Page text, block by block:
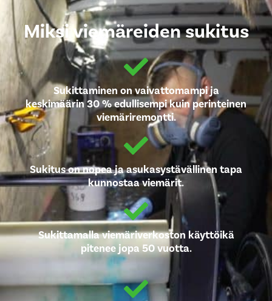
Miksi viemäreiden sukitus
Sukittaminen on vaivattomampi ja
keskimäärin 30 % edullisempi kuin perinteinen
viemäriremontti.
Sukitus on nopea ja asukasystävällinen tapa
kunnostaa viemärit.
Sukittamalla viemäriverkoston käyttöikä
pitenee jopa 50 vuotta.